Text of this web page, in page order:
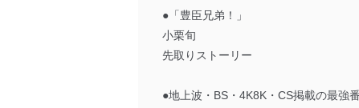
●「豊臣兄弟！」
小栗旬
先取りストーリー
●地上波・BS・4K8K・CS掲載の最強